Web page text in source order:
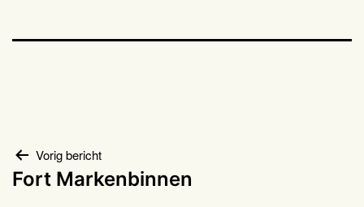
Bericht
Vorig bericht
Fort Markenbinnen